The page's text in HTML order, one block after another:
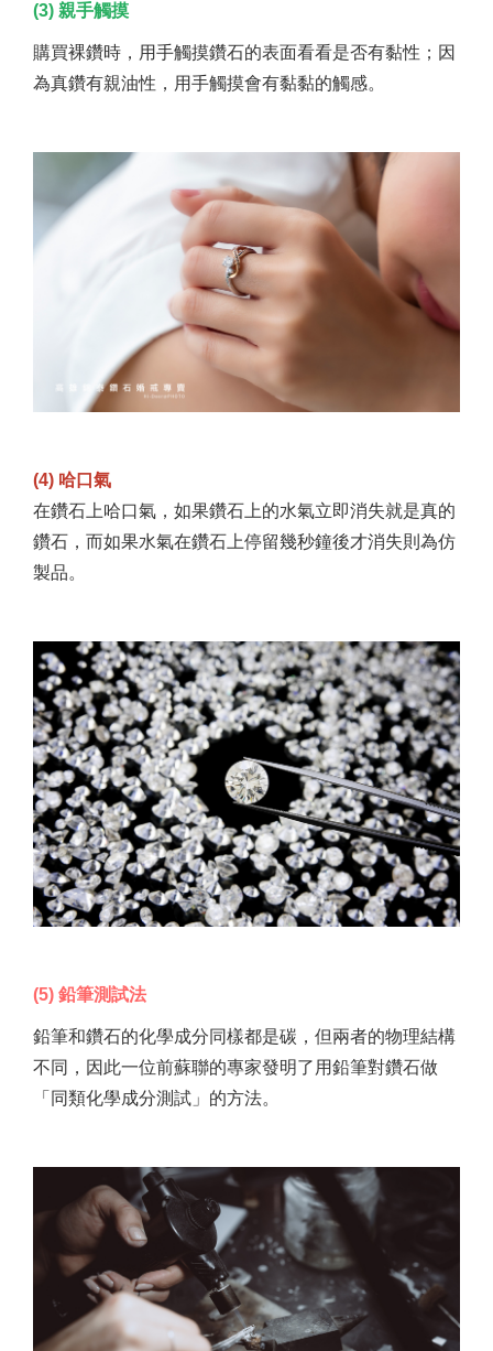
(3) 親手觸摸
購買裸鑽時，用手觸摸鑽石的表面看看是否有黏性；因
為真鑽有親油性，用手觸摸會有黏黏的觸感。
(4) 哈口氣
在鑽石上哈口氣，如果鑽石上的水氣立即消失就是真的
鑽石，而如果水氣在鑽石上停留幾秒鐘後才消失則為仿
製品。
(5) 鉛筆測試法
鉛筆和鑽石的化學成分同樣都是碳，但兩者的物理結構
不同，因此一位前蘇聯的專家發明了用鉛筆對鑽石做
「同類化學成分測試」的方法。